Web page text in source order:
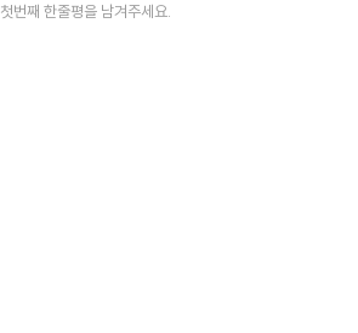
첫번째 한줄평을 남겨주세요.